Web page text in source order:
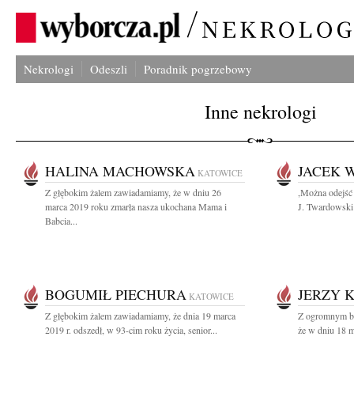
Nekrologi Odeszli Poradnik pogrzebowy
Inne nekrologi
HALINA MACHOWSKA KATOWICE
Z głębokim żalem zawiadamiamy, że w dniu 26
marca 2019 roku zmarła nasza ukochana Mama i
Babcia...
JACEK
,Można
J.
BOGUMIŁ PIECHURA KATOWICE
Z głębokim żalem zawiadamiamy, że dnia 19 marca
2019 r. odszedł, w 93-cim roku życia, senior...
JERZY
Z ogromnym
że w dniu 18